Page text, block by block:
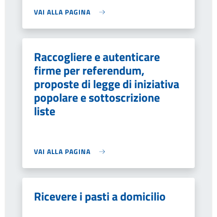
VAI ALLA PAGINA
Raccogliere e autenticare
firme per referendum,
proposte di legge di iniziativa
popolare e sottoscrizione
liste
VAI ALLA PAGINA
Ricevere i pasti a domicilio